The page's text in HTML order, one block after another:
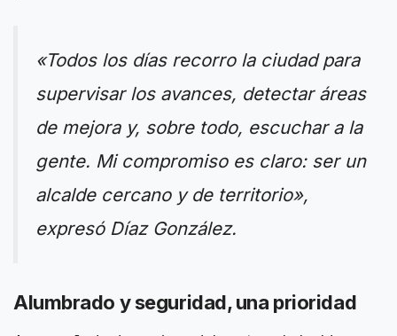
«Todos los días recorro la ciudad para
supervisar los avances, detectar áreas
de mejora y, sobre todo, escuchar a la
gente. Mi compromiso es claro: ser un
alcalde cercano y de territorio»,
expresó Díaz González.
Alumbrado y seguridad, una prioridad